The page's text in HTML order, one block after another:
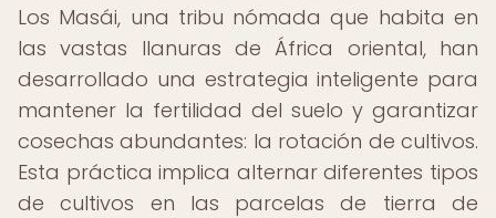
Los Masái, una tribu nómada que habita en
las vastas llanuras de África oriental, han
desarrollado una estrategia inteligente para
mantener la fertilidad del suelo y garantizar
cosechas abundantes: la rotación de cultivos.
Esta práctica implica alternar diferentes tipos
de cultivos en las parcelas de tierra de